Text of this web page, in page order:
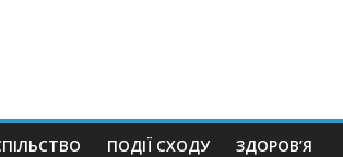
ПОДІЇ СХОДУ ЗДОРОВ’Я